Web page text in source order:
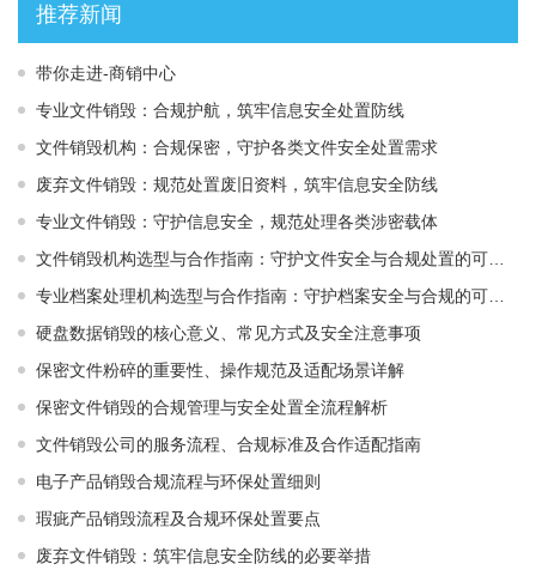
推荐新闻
带你走进-商销中心
专业文件销毁：合规护航，筑牢信息安全处置防线
文件销毁机构：合规保密，守护各类文件安全处置需求
废弃文件销毁：规范处置废旧资料，筑牢信息安全防线
专业文件销毁：守护信息安全，规范处理各类涉密载体
文件销毁机构选型与合作指南：守护文件安全与合规处置的可靠选择
专业档案处理机构选型与合作指南：守护档案安全与合规的可靠伙伴
硬盘数据销毁的核心意义、常见方式及安全注意事项
保密文件粉碎的重要性、操作规范及适配场景详解
保密文件销毁的合规管理与安全处置全流程解析
文件销毁公司的服务流程、合规标准及合作适配指南
电子产品销毁合规流程与环保处置细则
瑕疵产品销毁流程及合规环保处置要点
废弃文件销毁：筑牢信息安全防线的必要举措